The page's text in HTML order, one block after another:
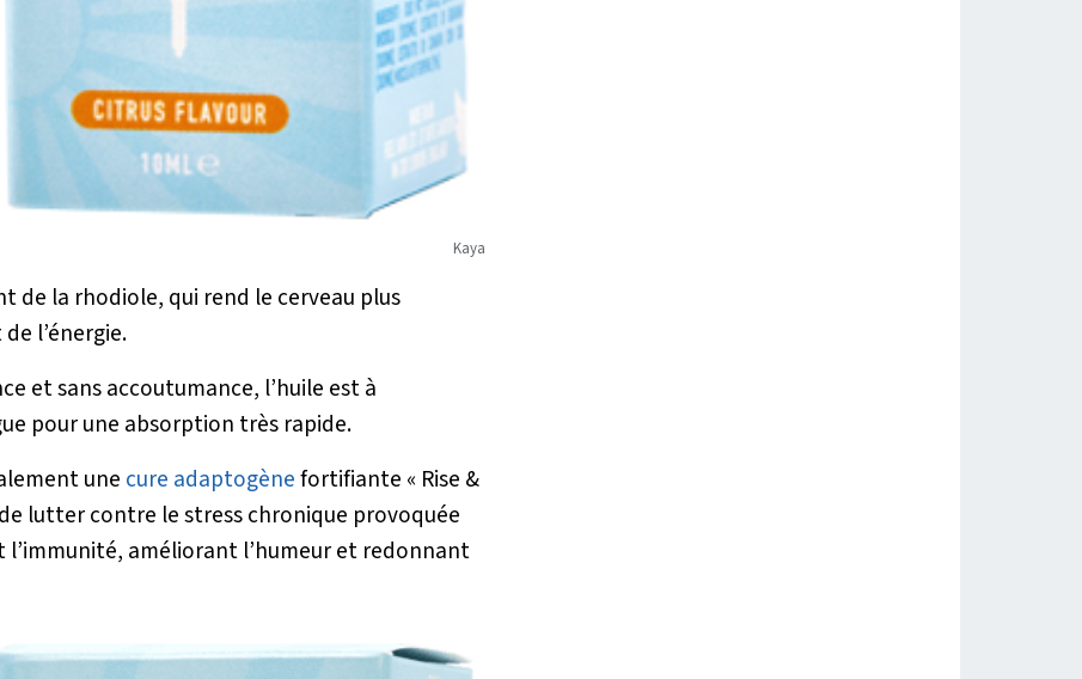
Kaya
de la rhodiole, qui rend le cerveau plus
l’énergie.
et sans accoutumance, l’huile est à
pour une absorption très rapide.
une cure adaptogènefortifiante « Rise &
lutter contre le stress chronique provoquée
améliorant l’humeur et redonnant